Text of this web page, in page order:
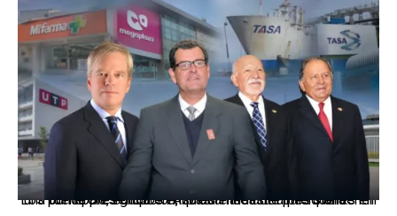
Los principales grupos empresariales del país mantienen una fuerte presencia en Áncash mediante inversiones en comercio, educación, salud e industria pesquera.